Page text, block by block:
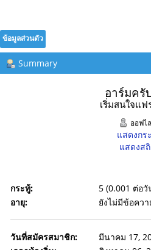
ข้อมูลส่วนตัว
Summary
อาร์มครั
เริ่มสนใจแฟ
ออฟไ
แสดงกร
แสดงส
กระทู้:
5 (0.001 ต่อวั
อายุ:
ยังไม่มีข้อควา
วันที่สมัครสมาชิก:
มีนาคม 17,